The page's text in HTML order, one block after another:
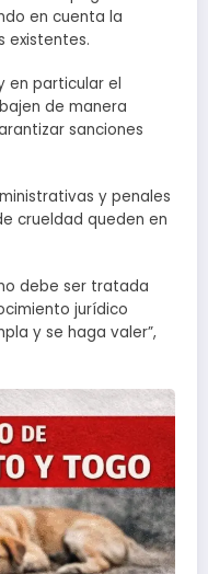
en cuenta la
existentes.
en particular el
de manera
sanciones
y penales
crueldad queden en
debe ser tratada
jurídico
y se haga valer”,